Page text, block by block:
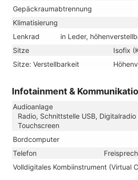
Gepäckraumabtrennung
Klimatisierung
Lenkrad
in Leder,
Sitze
Isofix
Sitze: Verstellbarkeit
Infotainment &
Audioanlage
Radio, Schnittstelle USB,
Touchscreen
Bordcomputer
Telefon
Volldigitales Kombiinstrument (Virtual